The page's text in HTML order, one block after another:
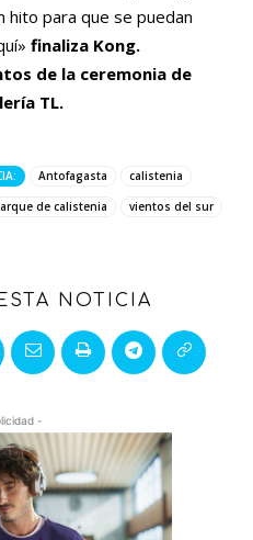
para que se puedan
finaliza Kong.
de la ceremonia de
TL.
Antofagasta
calistenia
de calistenia vientos del sur
NOTICIA
-